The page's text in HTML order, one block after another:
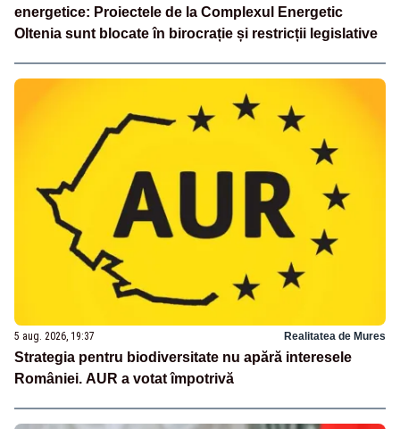
energetice: Proiectele de la Complexul Energetic
Oltenia sunt blocate în birocrație și restricții legislative
5 aug. 2026, 19:37 Realitatea de Mures
Strategia pentru biodiversitate nu apără interesele
României. AUR a votat împotrivă